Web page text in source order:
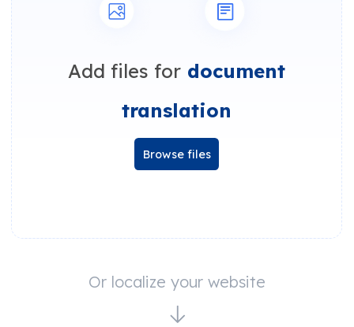
Add files for document
translation
Browse files
Or localize your website